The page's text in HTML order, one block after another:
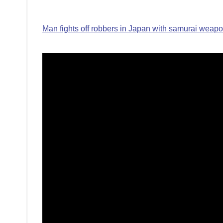
Man fights off robbers in Japan with samurai